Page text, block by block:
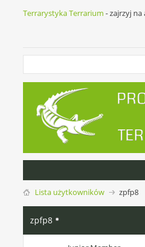
Terrarystyka Terrarium - zajrzyj
Lista użytkowników zpfp8
zpfp8